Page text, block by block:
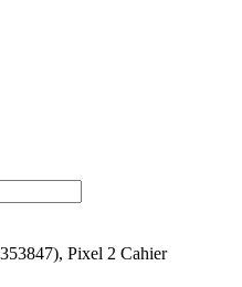
Pixel 2 Cahier